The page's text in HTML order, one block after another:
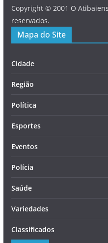
Copyright © 2001 O
reservados.
Mapa do Site
Cidade
Região
Política
Esportes
Eventos
Polícia
Saúde
Variedades
Classificados